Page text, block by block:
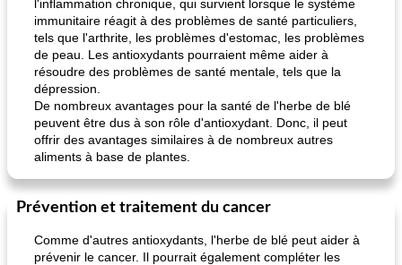
l'inflammation chronique, qui survient lorsque le système
immunitaire réagit à des problèmes de santé particuliers,
tels que l'arthrite, les problèmes d'estomac, les problèmes
de peau. Les antioxydants pourraient même aider à
résoudre des problèmes de santé mentale, tels que la
dépression.
De nombreux avantages pour la santé de l'herbe de blé
peuvent être dus à son rôle d'antioxydant. Donc, il peut
offrir des avantages similaires à de nombreux autres
aliments à base de plantes.
Prévention et traitement du cancer
Comme d'autres antioxydants, l'herbe de blé peut aider à
prévenir le cancer. Il pourrait également compléter les